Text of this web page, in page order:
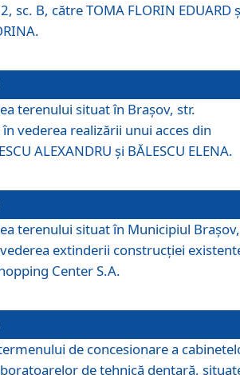
sc. B, către TOMA FLORIN EDUARD
terenului situat în Braşov, str.
vederea realizării unui acces din
ALEXANDRU şi BĂLESCU ELENA.
terenului situat în Municipiul
extinderii construcţiei
Center S.A.
de concesionare a
de tehnică dentară,